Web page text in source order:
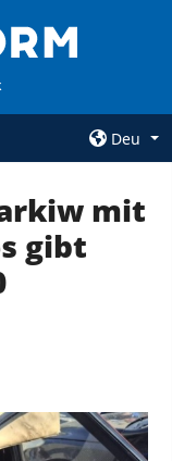
Deu
uns
zum Schutz
mit
gibt